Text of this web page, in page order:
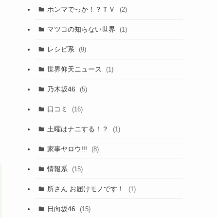
ホンマでっか！？ＴＶ (2)
マツコの知らない世界 (1)
レシピ系 (9)
世界仰天ニュース (1)
乃木坂46 (5)
口コミ (16)
土曜はナニする！？ (1)
家事ヤロウ!!! (8)
情報系 (15)
所さん お届けモノです！ (1)
日向坂46 (15)